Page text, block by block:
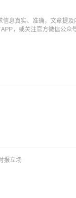
信息真实、准确，文章提
，或关注官方微信公
报立场